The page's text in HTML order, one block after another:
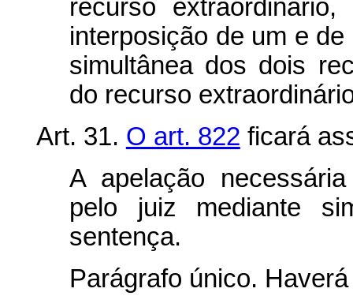
recurso
interposição de um e
simultânea dos dois
do recurso
Art. 31. O art. 822 ficará
A apelação
pelo juiz mediante
sentença.
Parágrafo único.